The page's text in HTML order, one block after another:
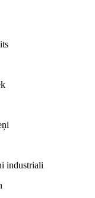
industriali